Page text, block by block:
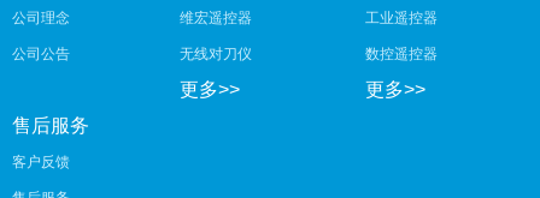
公司理念
公司公告
维宏遥控器
无线对刀仪
更多>>
工业遥控器
数控遥控器
更多>>
售后服务
客户反馈